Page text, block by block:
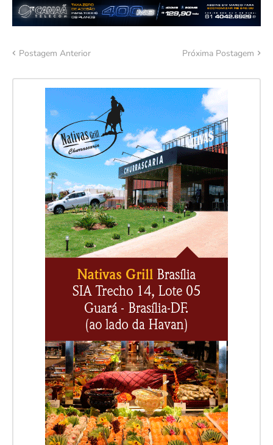
Postagem Anterior Próxima Postagem